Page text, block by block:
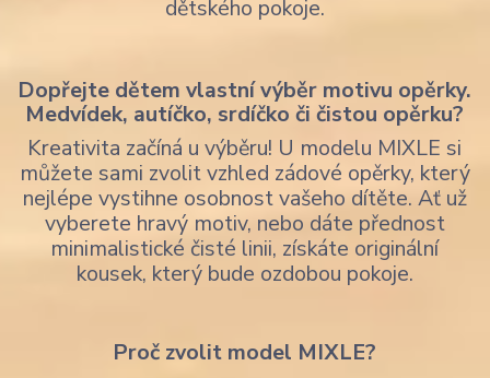
dětského pokoje.
Dopřejte dětem vlastní výběr motivu opěrky.
Medvídek, autíčko, srdíčko či čistou opěrku?
Kreativita začíná u výběru! U modelu MIXLE si
můžete sami zvolit vzhled zádové opěrky, který
nejlépe vystihne osobnost vašeho dítěte. Ať už
vyberete hravý motiv, nebo dáte přednost
minimalistické čisté linii, získáte originální
kousek, který bude ozdobou pokoje.
Proč zvolit model MIXLE?